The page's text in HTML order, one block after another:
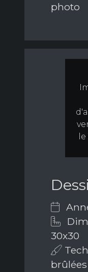
photo
30x30